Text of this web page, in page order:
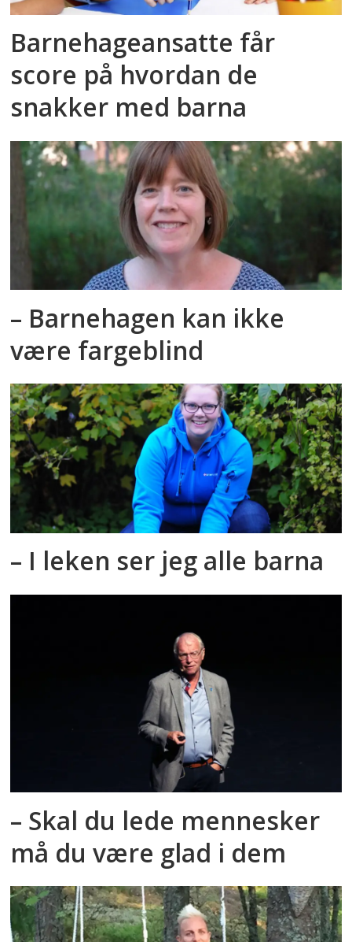
Barnehageansatte får
score på hvordan de
snakker med barna
– Barnehagen kan ikke
være fargeblind
– I leken ser jeg alle barna
– Skal du lede mennesker
må du være glad i dem